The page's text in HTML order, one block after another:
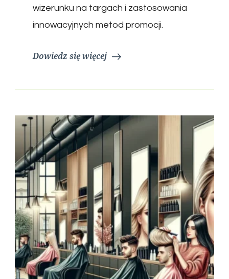
wizerunku na targach i zastosowania
innowacyjnych metod promocji.
Dowiedz się więcej